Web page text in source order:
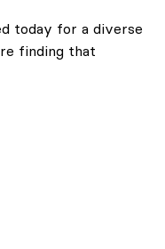
today for a diverse
finding that
global standards
a great baseline for